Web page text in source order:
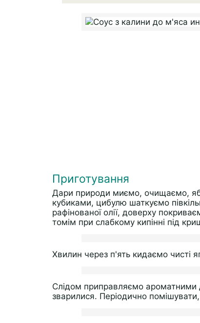
Приготування
Дари природи миємо, очищаємо,
кубиками, цибулю шаткуємо
рафінованої олії, доверху
томім при слабкому кипінні під
Хвилин через п'ять кидаємо чисті
Слідом приправляємо
зварилися. Періодично